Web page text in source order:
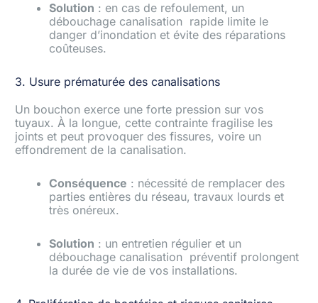
Solution : en cas de refoulement, un
débouchage canalisation rapide limite le
danger d’inondation et évite des réparations
coûteuses.
3. Usure prématurée des canalisations
Un bouchon exerce une forte pression sur vos
tuyaux. À la longue, cette contrainte fragilise les
joints et peut provoquer des fissures, voire un
effondrement de la canalisation.
Conséquence : nécessité de remplacer des
parties entières du réseau, travaux lourds et
très onéreux.
Solution : un entretien régulier et un
débouchage canalisation préventif prolongent
la durée de vie de vos installations.